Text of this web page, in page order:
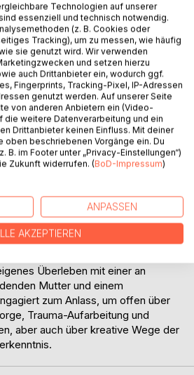
Wenn die Mutter
gibt es für die Kinder keinen
sicheren Ort. Noch als
psychisch kranker Eltern am
Gleichgültigkeit der Umgebung.
wird zu einer
wie macht man das, wenn man
Überleben mit einer an
Mutter und einem
zum Anlass, um offen über
Trauma-Aufarbeitung und
aber auch über kreative Wege der
Technologien auf unserer
essenziell und technisch notwendig.
(z. B. Cookies oder
Tracking), um zu messen, wie häufig
sie genutzt wird. Wir verwenden
und setzen hierzu
auch Drittanbieter ein, wodurch ggf.
Fingerprints, Tracking-Pixel, IP-Adressen
genutzt werden. Auf unserer Seite
von anderen Anbietern ein (Video-
die weitere Datenverarbeitung und ein
Drittanbieter keinen Einfluss. Mit deiner
oben beschriebenen Vorgänge ein. Du
B. im Footer unter „Privacy-Einstellungen“)
Zukunft widerrufen. (BoD-Impressum)
ANPASSEN
AKZEPTIEREN